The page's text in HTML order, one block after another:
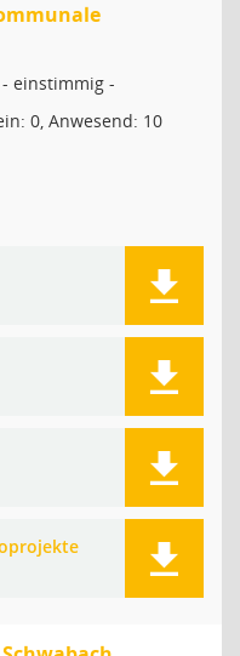
einstimmig -
0, Anwesend: 10